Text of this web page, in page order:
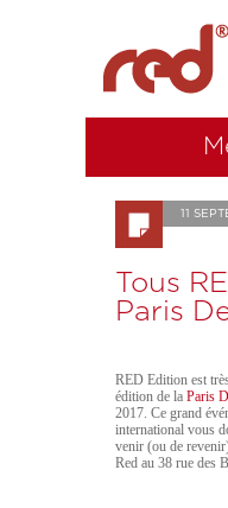
11
Tous
Paris
RED Edition est
édition de la Paris
2017. Ce grand
international vous
venir (ou de
Red au 38 rue des